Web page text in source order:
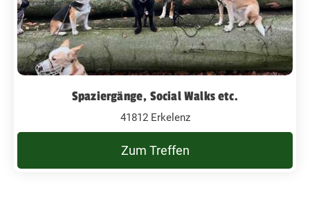
Spaziergänge, Social Walks etc.
41812 Erkelenz
Zum Treffen